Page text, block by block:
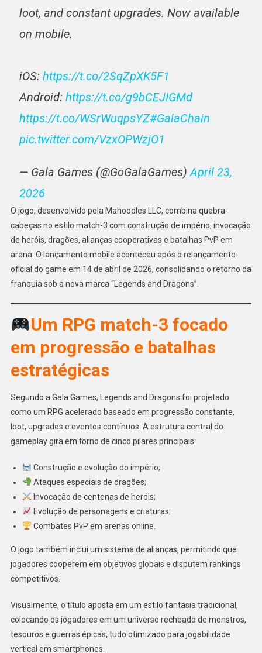
loot, and constant upgrades. Now available
on mobile.
iOS: https://t.co/2SqZpXK5F1
Android: https://t.co/g9bCEJIGMd
https://t.co/WSrWuqpsYZ#GalaChain
pic.twitter.com/VzxOPWzjO1
— Gala Games (@GoGalaGames)April 23,
2026
O jogo, desenvolvido pela Mahoodles LLC, combina quebra-
cabeças no estilo match-3 com construção de império, invocação
de heróis, dragões, alianças cooperativas e batalhas PvP em
arena. O lançamento mobile aconteceu após o relançamento
oficial do game em 14 de abril de 2026, consolidando o retorno da
franquia sob a nova marca “Legends and Dragons”.
Um RPG match-3 focado
em progressão e batalhas
estratégicas
Segundo a Gala Games, Legends and Dragons foi projetado
como um RPG acelerado baseado em progressão constante,
loot, upgrades e eventos contínuos. A estrutura central do
gameplay gira em torno de cinco pilares principais:
Construção e evolução do império;
Ataques especiais de dragões;
Invocação de centenas de heróis;
Evolução de personagens e criaturas;
Combates PvP em arenas online.
O jogo também inclui um sistema de alianças, permitindo que
jogadores cooperem em objetivos globais e disputem rankings
competitivos.
Visualmente, o título aposta em um estilo fantasia tradicional,
colocando os jogadores em um universo recheado de monstros,
tesouros e guerras épicas, tudo otimizado para jogabilidade
vertical em smartphones.